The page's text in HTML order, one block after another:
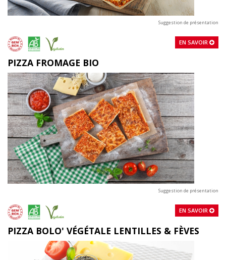
Suggestion de présentation
EN SAVOIR
PIZZA FROMAGE BIO
Suggestion de présentation
EN SAVOIR
PIZZA BOLO' VÉGÉTALE LENTILLES & FÈVES